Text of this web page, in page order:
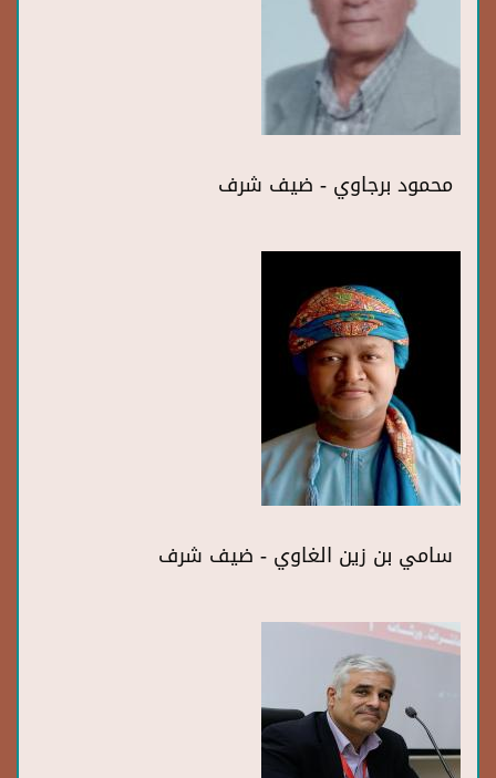
محمود برجاوي - ضيف شرف
سامي بن زين الغاوي - ضيف شرف